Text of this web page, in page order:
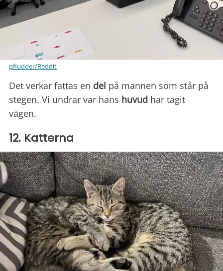
pfludder/Reddit
Det verkar fattas en del på mannen som står på
stegen. Vi undrar var hans huvud har tagit
vägen.
12. Katterna